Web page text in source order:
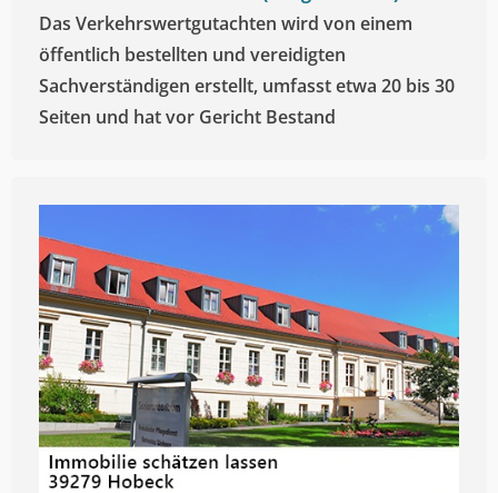
Das Verkehrswertgutachten wird von einem
öffentlich bestellten und vereidigten
Sachverständigen erstellt, umfasst etwa 20 bis 30
Seiten und hat vor Gericht Bestand